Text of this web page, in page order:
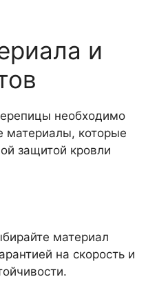
и
необходимо
материалы, которые
защитой кровли
материал
на скорость и